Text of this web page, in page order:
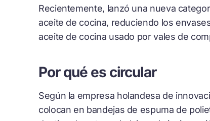
Recientemente, lanzó una nueva
aceite de cocina, reduciendo los
aceite de cocina usado por vales de
Por qué es circular
Según la empresa holandesa de
colocan en bandejas de espuma de